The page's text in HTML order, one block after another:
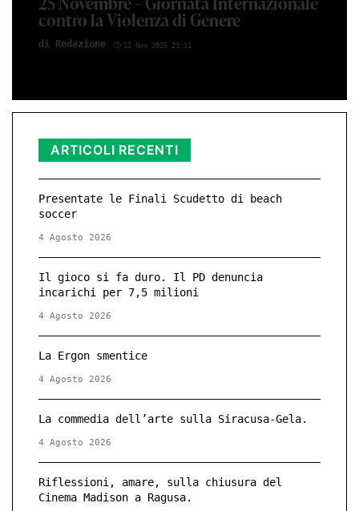
contro la Violenza di Genere
di Red­azio­ne 11 Nov 2025 23:11
ARTICOLI RECENTI
Presentate le Finali Scudetto di beach
soccer
4 Agosto 2026
Il gioco si fa duro. Il PD denuncia
incarichi per 7,5 milioni
4 Agosto 2026
La Ergon smentice
4 Agosto 2026
La commedia dell’arte sulla Siracusa-Gela.
4 Agosto 2026
Riflessioni, amare, sulla chiusura del
Cinema Madison a Ragusa.